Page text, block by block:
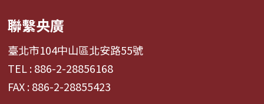
聯繫央廣
臺北市104中山區北安路55號
TEL : 886-2-28856168
FAX : 886-2-28855423